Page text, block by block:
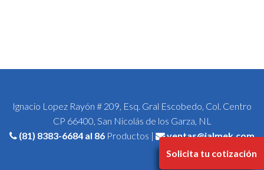
Solicita tu cotización
Ignacio Lopez Rayón # 209, Esq. Gral Escobedo, Col. Centro
CP 66400, San Nicolás de los Garza, NL
(81) 8383-6684 al 86 Productos | ventas@jalmek.com